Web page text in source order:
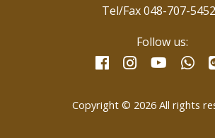
Tel/Fax 048-707-5452
Follow us:
facebookinstagram
Copyright © 2026 All rights